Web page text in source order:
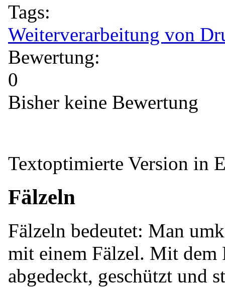
Tags:
Weiterverarbeitung von
Bewertung:
0
Bisher keine Bewertung
Textoptimierte Version in
Fälzeln
Fälzeln bedeutet: Man
mit einem Fälzel. Mit dem
abgedeckt, geschützt und